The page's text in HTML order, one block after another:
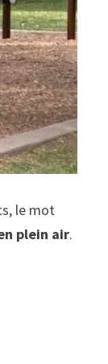
le mot
plein air.